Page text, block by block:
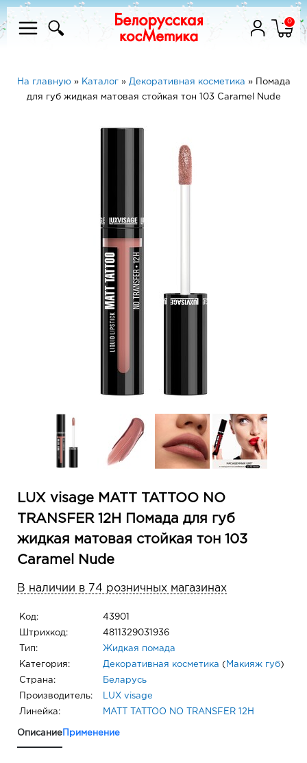
0
На главную» Каталог» Декоративная косметика »
Помада
для губ жидкая матовая стойкая тон 103 Caramel Nude
LUX visage MATT TATTOO NO
TRANSFER 12H Помада для губ
жидкая матовая стойкая тон 103
Caramel Nude
В наличии в 74 розничных магазинах
Код: 43901
Штрихкод: 4811329031936
Тип: Жидкая помада
Категория: Декоративная косметика ( Макияж губ)
Страна: Беларусь
Производитель: LUX visage
Линейка: MATT TATTOO NO TRANSFER 12H
Описание Применение